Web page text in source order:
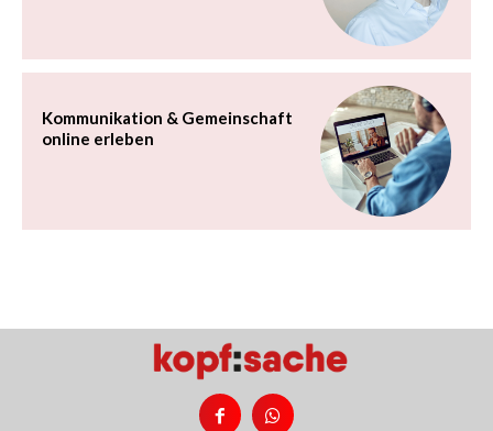
Kommunikation & Gemeinschaft
online erleben